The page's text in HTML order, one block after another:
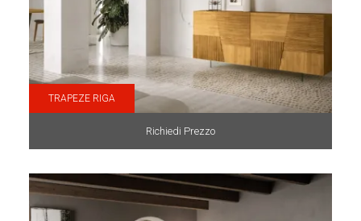
TRAPEZE RIGA
Richiedi Prezzo